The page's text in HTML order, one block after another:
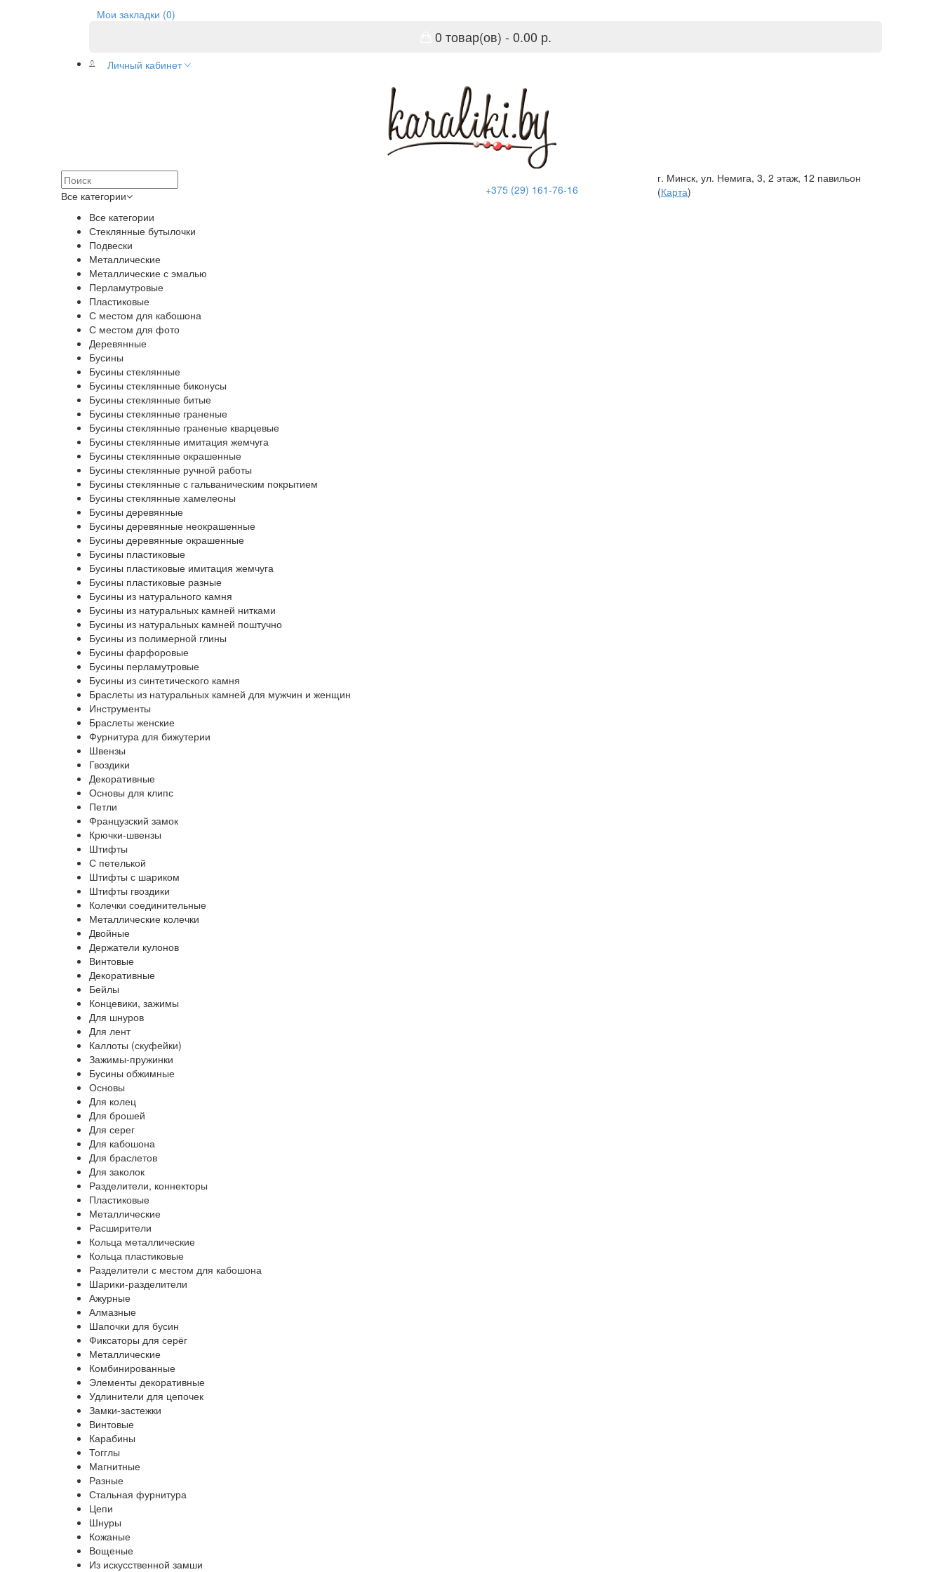
Мои закладки (0)
0 товар(ов) - 0.00 р.
Личный кабинет
Все категории
Все категории
Стеклянные бутылочки
Подвески
Металлические
Металлические с эмалью
Перламутровые
Пластиковые
С местом для кабошона
С местом для фото
Деревянные
Бусины
Бусины стеклянные
Бусины стеклянные биконусы
Бусины стеклянные битые
Бусины стеклянные граненые
Бусины стеклянные граненые кварцевые
Бусины стеклянные имитация жемчуга
Бусины стеклянные окрашенные
Бусины стеклянные ручной работы
Бусины стеклянные с гальваническим покрытием
Бусины стеклянные хамелеоны
Бусины деревянные
Бусины деревянные неокрашенные
Бусины деревянные окрашенные
Бусины пластиковые
Бусины пластиковые имитация жемчуга
Бусины пластиковые разные
Бусины из натурального камня
Бусины из натуральных камней нитками
Бусины из натуральных камней поштучно
Бусины из полимерной глины
Бусины фарфоровые
Бусины перламутровые
Бусины из синтетического камня
Браслеты из натуральных камней для мужчин и женщин
Инструменты
Браслеты женские
Фурнитура для бижутерии
Швензы
Гвоздики
Декоративные
Основы для клипс
Петли
Французский замок
Крючки-швензы
Штифты
С петелькой
Штифты с шариком
Штифты гвоздики
Колечки соединительные
Металлические колечки
Двойные
Держатели кулонов
Винтовые
Декоративные
Бейлы
Концевики, зажимы
Для шнуров
Для лент
Каллоты (скуфейки)
Зажимы-пружинки
Бусины обжимные
Основы
Для колец
Для брошей
Для серег
Для кабошона
Для браслетов
Для заколок
Разделители, коннекторы
Пластиковые
Металлические
Расширители
Кольца металлические
Кольца пластиковые
Разделители с местом для кабошона
Шарики-разделители
Ажурные
Алмазные
Шапочки для бусин
Фиксаторы для серёг
Металлические
Комбинированные
Элементы декоративные
Удлинители для цепочек
Замки-застежки
Винтовые
Карабины
Тогглы
Магнитные
Разные
Стальная фурнитура
Цепи
Шнуры
Кожаные
Вощеные
Из искусственной замши
+375 (29) 161-76-16
г. Минск, ул. Немига, 3, 2 этаж, 12 павильон
(Карта)